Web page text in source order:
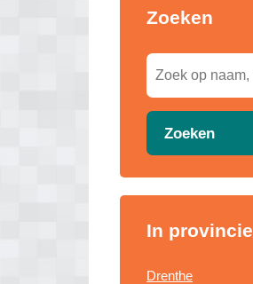
Zoeken
Zoeken
In provincie
Drenthe